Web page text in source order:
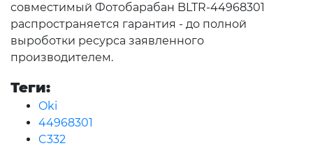
совместимый Фотобарабан BLTR-44968301
распространяется гарантия - до полной
выроботки ресурса заявленного
производителем.
Теги:
Oki
44968301
C332